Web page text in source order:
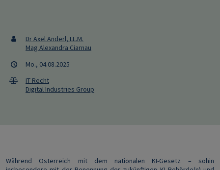
Dr Axel Anderl, LL.M.
Mag Alexandra Ciarnau
Mo., 04.08.2025
IT Recht
Digital Industries Group
Während Österreich mit dem nationalen KI-Gesetz – sohin